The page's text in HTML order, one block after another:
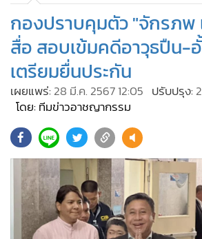
• คอลัมนิสต์
• ละคร
• CbizReview
• Cyber BIZ
• Good health & Well-being
• Green Innovation & SD
Management & HR
MGR Live
Infographic
กองปราบคุมตัว "จักรภ
สื่อ สอบเข้มคดีอาวุธปืน-
เตรียมยื่นประกัน
เผยแพร่: 28 มี.ค. 2567 12:05 ปรับปรุง:
โดย: ทีมข่าวอาชญากรรม